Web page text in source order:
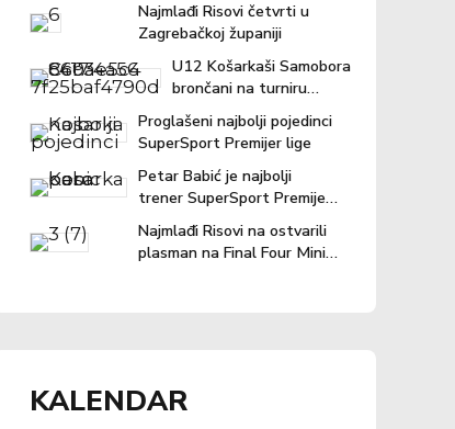
Najmlađi Risovi četvrti u
Zagrebačkoj županiji
U12 Košarkaši Samobora
brončani na turniru
"Povratak košarci"
Proglašeni najbolji pojedinci
SuperSport Premijer lige
Petar Babić je najbolji
trener SuperSport Premijer
lige u prošloj sezoni!
Najmlađi Risovi na ostvarili
plasman na Final Four Mini
KALENDAR